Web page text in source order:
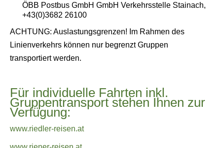
ÖBB Postbus GmbH GmbH Verkehrsstelle Stainach,
+43(0)3682 26100
ACHTUNG: Auslastungsgrenzen! Im Rahmen des
Linienverkehrs können nur begrenzt Gruppen
transportiert werden.
Für individuelle Fahrten inkl.
Gruppentransport stehen Ihnen zur
Verfügung:
www.riedler-reisen.at